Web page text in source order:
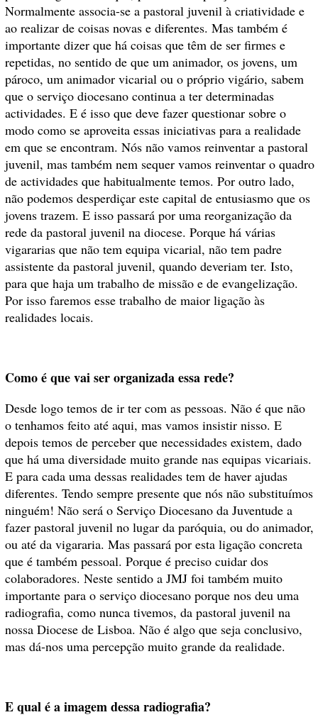
Normalmente associa-se a pastoral juvenil à criatividade e
ao realizar de coisas novas e diferentes. Mas também é
importante dizer que há coisas que têm de ser firmes e
repetidas, no sentido de que um animador, os jovens, um
pároco, um animador vicarial ou o próprio vigário, sabem
que o serviço diocesano continua a ter determinadas
actividades. E é isso que deve fazer questionar sobre o
modo como se aproveita essas iniciativas para a realidade
em que se encontram. Nós não vamos reinventar a pastoral
juvenil, mas também nem sequer vamos reinventar o quadro
de actividades que habitualmente temos. Por outro lado,
não podemos desperdiçar este capital de entusiasmo que os
jovens trazem. E isso passará por uma reorganização da
rede da pastoral juvenil na diocese. Porque há várias
vigararias que não tem equipa vicarial, não tem padre
assistente da pastoral juvenil, quando deveriam ter. Isto,
para que haja um trabalho de missão e de evangelização.
Por isso faremos esse trabalho de maior ligação às
realidades locais.
Como é que vai ser organizada essa rede?
Desde logo temos de ir ter com as pessoas. Não é que não
o tenhamos feito até aqui, mas vamos insistir nisso. E
depois temos de perceber que necessidades existem, dado
que há uma diversidade muito grande nas equipas vicariais.
E para cada uma dessas realidades tem de haver ajudas
diferentes. Tendo sempre presente que nós não substituímos
ninguém! Não será o Serviço Diocesano da Juventude a
fazer pastoral juvenil no lugar da paróquia, ou do animador,
ou até da vigararia. Mas passará por esta ligação concreta
que é também pessoal. Porque é preciso cuidar dos
colaboradores. Neste sentido a JMJ foi também muito
importante para o serviço diocesano porque nos deu uma
radiografia, como nunca tivemos, da pastoral juvenil na
nossa Diocese de Lisboa. Não é algo que seja conclusivo,
mas dá-nos uma percepção muito grande da realidade.
E qual é a imagem dessa radiografia?